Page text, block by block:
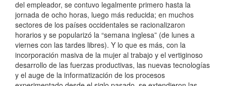
del empleador, se contuvo legalmente primero hasta la
jornada de ocho horas, luego más reducida; en muchos
sectores de los países occidentales se racionalizaron
horarios y se popularizó la “semana inglesa” (de lunes a
viernes con las tardes libres). Y lo que es más, con la
incorporación masiva de la mujer al trabajo y el vertiginoso
desarrollo de las fuerzas productivas, las nuevas tecnologías
y el auge de la informatización de los procesos